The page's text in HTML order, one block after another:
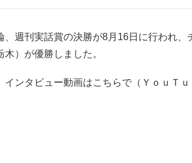
、週刊実話賞の決勝が8月16日に行われ
）が優勝しました。
インタビュー動画はこちらで（ＹｏｕＴｕ